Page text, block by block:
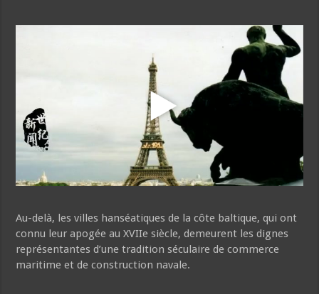
Au-delà, les villes hanséatiques de la côte baltique, qui ont
connu leur apogée au XVIIe siècle, demeurent les dignes
représentantes d’une tradition séculaire de commerce
maritime et de construction navale.